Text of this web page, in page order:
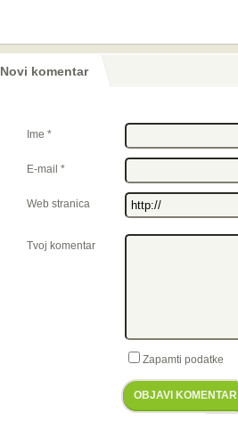
Novi komentar
Ime *
E-mail *
Web stranica
Tvoj komentar
Zapamti podatke
OBJAVI KOMENTAR